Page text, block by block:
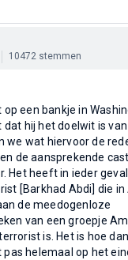
10472 stemmen
op een bankje in
hij het doelwit is van
we wat hiervoor de
de aansprekende
Het heeft in ieder
[Barkhad Abdi] die
de meedogenloze
van een groepje
is. Het is hoe
helemaal op het